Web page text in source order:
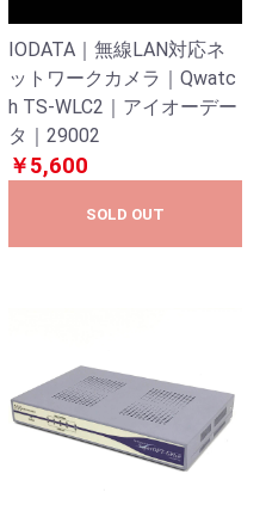
IODATA｜無線LAN対応ネ
ットワークカメラ｜Qwatc
h TS-WLC2｜アイオーデー
タ｜29002
￥5,600
SOLD OUT